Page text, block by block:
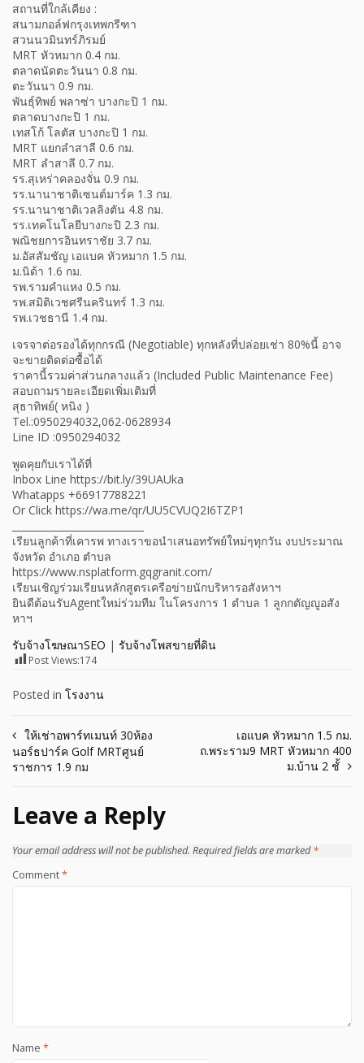
สถานที่ใกล้เคียง :
สนามกอล์ฟกรุงเทพกรีฑา
สวนนวมินทร์ภิรมย์
MRT หัวหมาก 0.4 กม.
ตลาดนัดตะวันนา 0.8 กม.
ตะวันนา 0.9 กม.
พันธุ์ทิพย์ พลาซ่า บางกะปิ 1 กม.
ตลาดบางกะปิ 1 กม.
เทสโก้ โลตัส บางกะปิ 1 กม.
MRT แยกลำสาลี 0.6 กม.
MRT ลำสาลี 0.7 กม.
รร.สุเหร่าคลองจั่น 0.9 กม.
รร.นานาชาติเซนต์มาร์ค 1.3 กม.
รร.นานาชาติเวลลิงตัน 4.8 กม.
รร.เทคโนโลยีบางกะปิ 2.3 กม.
พณิชยการอินทราชัย 3.7 กม.
ม.อัสสัมชัญ เอแบค หัวหมาก 1.5 กม.
ม.นิด้า 1.6 กม.
รพ.รามคำแหง 0.5 กม.
รพ.สมิติเวชศรีนครินทร์ 1.3 กม.
รพ.เวชธานี 1.4 กม.
เจรจาต่อรองได้ทุกกรณี (Negotiable) ทุกหลังที่ปล่อยเช่า 80%นี้ อาจ
จะขายติดต่อซื้อได้
ราคานี้รวมค่าส่วนกลางแล้ว (Included Public Maintenance Fee)
สอบถามรายละเอียดเพิ่มเติมที่
สุธาทิพย์( หนิง )
Tel.:0950294032,062-0628934
Line ID :0950294032
พูดคุยกับเราได้ที่
Inbox Line https://bit.ly/39UAUka
Whatapps +66917788221
Or Click https://wa.me/qr/UU5CVUQ2I6TZP1
เรียนลูกค้าที่เคารพ ทางเราขอนำเสนอทรัพย์ใหม่ๆทุกวัน งบประมาณ
จังหวัด อำเภอ ตำบล
https://www.nsplatform.gqgranit.com/
เรียนเชิญร่วมเรียนหลักสูตรเครือข่ายนักบริหารอสังหาฯ
ยินดีต้อนรับAgentใหม่ร่วมทีม ในโครงการ 1 ตำบล 1 ลูกกตัญญูอสัง
หาฯ
รับจ้างโฆษณาSEO | รับจ้างโพสขายที่ดิน
Post Views:174
Posted in โรงงาน
Post
navigation
ให้เช่าอพาร์ทเมนท์ 30ห้อง
นอร์ธปาร์ค Golf MRTศูนย์
ราชการ 1.9 กม
เอแบค หัวหมาก 1.5 กม.
ถ.พระราม9 MRT หัวหมาก 400
ม.บ้าน 2 ชั้
Leave a Reply
Your email address will not be published. Required fields are marked*
Comment*
Name *